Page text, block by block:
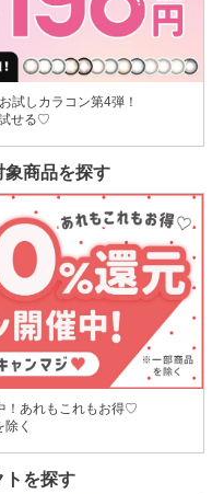
試しカラコン第4弾！
せる♡
象商品を探す
！あれもこれもお得♡
く
トを探す